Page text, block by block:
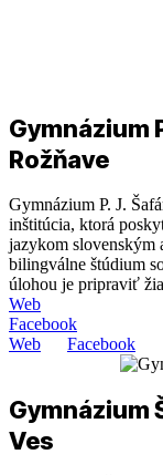
Gymnázium
Rožňave
Gymnázium P. J.
inštitúcia, ktorá
jazykom slovenským
bilingválne štúdium
úlohou je pripraviť
Web
Facebook
Web
Facebook
Gymnázium
Ves